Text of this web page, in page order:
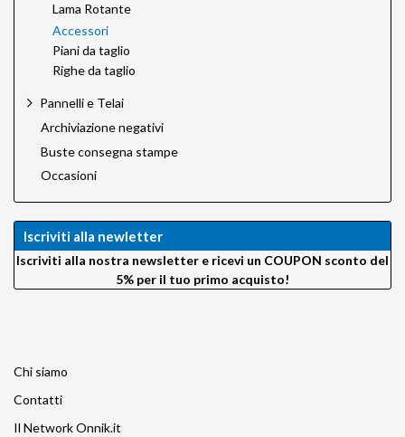
Lama Rotante
Accessori
Piani da taglio
Righe da taglio
Pannelli e Telai
Archiviazione negativi
Buste consegna stampe
Occasioni
Iscriviti alla newletter
Iscriviti alla nostra newsletter e ricevi un COUPON sconto del
5% per il tuo primo acquisto!
Chi siamo
Contatti
Il Network Onnik.it